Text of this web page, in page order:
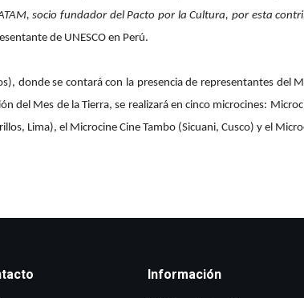
socio fundador del Pacto por la Cultura, por esta
de UNESCO en Perú.
donde se contará con la presencia de representantes del
del Mes de la Tierra, se realizará en cinco microcines:
Lima), el Microcine Cine Tambo (Sicuani, Cusco) y el
Información